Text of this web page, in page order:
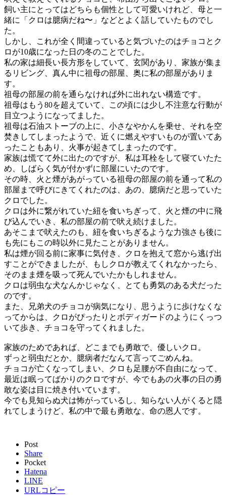
飼い主にとってはどちらも個性として可愛いけれど、母と一
緒に「クロは臆病だね〜」などとよく話していたものでし
た。
しかし、これが全く間違っていると気づいたのはチョコとク
ロが10歳になった日の冬のことでした。
私の家は細長い長方形をしていて、玄関があり、家族が集ま
るリビング、真ん中に祖母の部屋、奥に私の部屋がありま
す。
祖母の部屋の前を通らなければ外に出れない構造です。
祖母はもう80を超えていて、この頃には少し不注意な行動が
目立つようになってました。
祖母は石油ストーブの上に、小さなやかんを乗せ、それを空
焚きしてしまったようで、近くに燃えやすいものが置いてあ
ったこともあり、火事が起きてしまったのです。
家族は慌てて外に出たのですが、私は耳栓をして寝ていたた
め、しばらく気が付かずに部屋にいたのです。
その時、火と煙があがっている祖母の部屋の前を通って私の
部屋まで呼びにきてくれたのは、あの、臆病だと思っていた
クロでした。
クロは外に繋がれていた紐を食いちぎって、火と煙の中に飛
び込んでいき、私の部屋の前で吠え続けました。
あそこまで吠えたのも、紐を食いちぎるような力強さも後に
も先にもこの時以外に見たことがありません。
私は煙が回る前に家事に気付き、クロを抱えて窓から逃げ出
すことができましたが、もしクロが教えてくれなかったら、
そのまま煙を吸って死んでいたかもしれません。
クロは弱虫な犬なんかじゃなく、とても勇気のある犬だった
のです。
また、兄弟犬のチョコが病気になり、思うように歩けなくな
ってからは、クロがぴったりとボディガードのようにくっつ
いて歩き、チョコを守ってくれました。
家族のためであれば、どこまでも勇敢で、優しいクロ。
ずっと弱虫だとか、臆病者だなんて言ってごめんね。
チョコが亡くなってしまい、クロも足腰が不自由になって、
最近は眠ってばかりのクロですが、今でもあの火事の日の勇
敢な姿は目に焼き付いています。
今でも見知らぬ犬は怖がっているし、知らない人がくると隠
れてしまうけど、私の中で最も勇敢な、命の恩人です。
Post
Share
Pocket
Hatena
LINE
URLコピー